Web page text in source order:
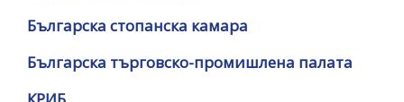
отворите
меню
Българска стопанска камара
Българска търговско-промишлена палата